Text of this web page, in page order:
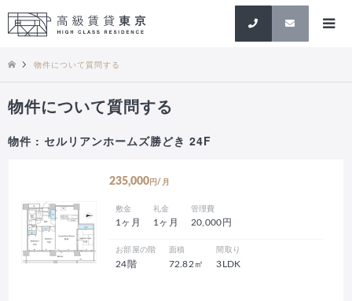
検索
物件について質問する
物件について質問する
物件 : セルリアンホームズ勝どき 24F
235,000 円/月
敷金
1ヶ月
礼金
1ヶ月
管理費
20,000円
お部屋の階
24階
面積
72.82㎡
間取り
3LDK